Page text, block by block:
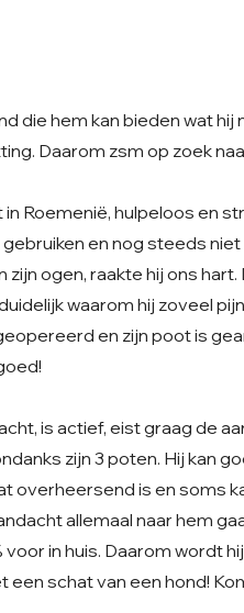
die hem kan bieden wat hij
Daarom zsm op zoek
Roemenië, hulpeloos en
en nog steeds niet
zijn ogen, raakte hij ons
waarom hij zoveel
en zijn poot is
is actief, eist graag de
zijn 3 poten. Hij kan
overheersend is en soms
allemaal naar hem
in huis. Daarom wordt
een schat van een hond!